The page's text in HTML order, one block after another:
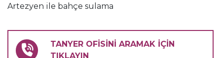
Artezyen ile bahçe sulama
TANYER OFİSİNİ ARAMAK İÇİN
TIKLAYIN